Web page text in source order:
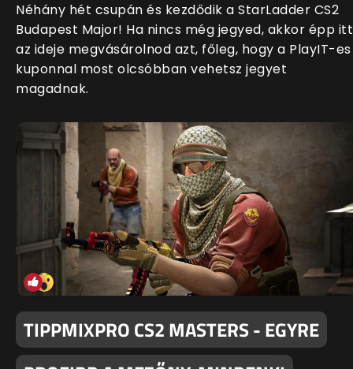
Néhány hét csupán és kezdődik a StarLadder CS2
Budapest Major! Ha nincs még jegyed, akkor épp itt
az ideje megvásárolnod azt, főleg, hogy a PlayIT-es
kuponnal most olcsóbban vehetsz jegyet
magadnak.
TIPPMIXPRO CS2 MASTERS - EGYRE